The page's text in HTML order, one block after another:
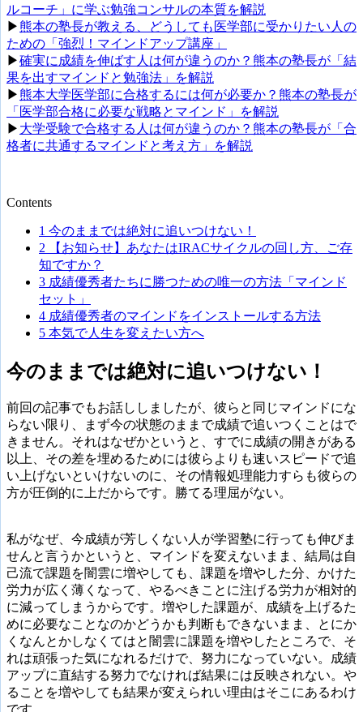
ルコーチ」に学ぶ勉強コンサルの本質を解説
▶︎熊本の塾長が教える、どうしても医学部に受かりたい人の
ための「強烈！マインドアップ講座」
▶︎確実に成績を伸ばす人は何が違うのか？熊本の塾長が「結
果を出すマインドと勉強法」を解説
▶︎熊本大学医学部に合格するには何が必要か？熊本の塾長が
「医学部合格に必要な戦略とマインド」を解説
▶︎ 大学受験で合格する人は何が違うのか？熊本の塾長が「合
格者に共通するマインドと考え方」を解説
Contents
1 今のままでは絶対に追いつけない！
2 【お知らせ】あなたはIRACサイクルの回し方、ご存
知ですか？
3 成績優秀者たちに勝つための唯一の方法「マインド
セット」
4 成績優秀者のマインドをインストールする方法
5 本気で人生を変えたい方へ
今のままでは絶対に追いつけない！
前回の記事でもお話ししましたが、彼らと同じマインドにな
らない限り、まず今の状態のままで成績で追いつくことはで
きません。それはなぜかというと、すでに成績の開きがある
以上、その差を埋めるためには彼らよりも速いスピードで追
い上げないといけないのに、その情報処理能力すらも彼らの
方が圧倒的に上だからです。勝てる理屈がない。
私がなぜ、今成績が芳しくない人が学習塾に行っても伸びま
せんと言うかというと、マインドを変えないまま、結局は自
己流で課題を闇雲に増やしても、課題を増やした分、かけた
労力が広く薄くなって、やるべきことに注げる労力が相対的
に減ってしまうからです。増やした課題が、成績を上げるた
めに必要なことなのかどうかも判断もできないまま、とにか
くなんとかしなくてはと闇雲に課題を増やしたところで、そ
れは頑張った気になれるだけで、努力になっていない。成績
アップに直結する努力でなければ結果には反映されない。や
ることを増やしても結果が変えられい理由はそこにあるわけ